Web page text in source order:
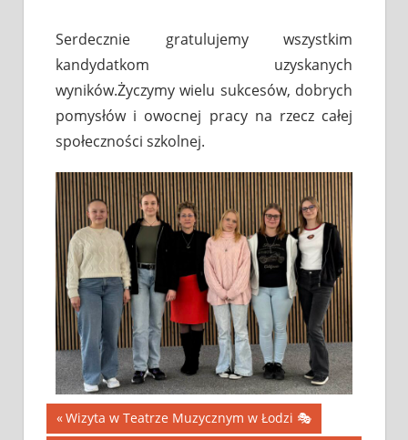
Serdecznie gratulujemy wszystkim
kandydatkom uzyskanych
wyników.Życzymy wielu sukcesów, dobrych
pomysłów i owocnej pracy na rzecz całej
społeczności szkolnej.
Wizyta w Teatrze Muzycznym w Łodzi 🎭